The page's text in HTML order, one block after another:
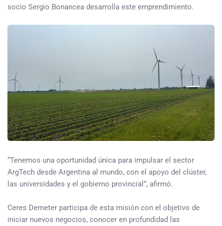
socio Sergio Bonancea desarrolla este emprendimiento.
“Tenemos una oportunidad única para impulsar el sector
ArgTech desde Argentina al mundo, con el apoyo del clúster,
las universidades y el gobierno provincial”, afirmó.
Ceres Demeter participa de esta misión con el objetivo de
iniciar nuevos negocios, conocer en profundidad las